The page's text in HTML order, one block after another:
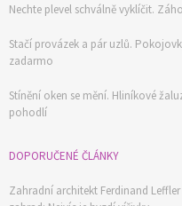
Nechte plevel schválně vyklíčit.
Stačí provázek a pár uzlů.
zadarmo
Stínění oken se mění. Hliníkové
pohodlí
DOPORUČENÉ ČLÁNKY
Zahradní architekt Ferdinand